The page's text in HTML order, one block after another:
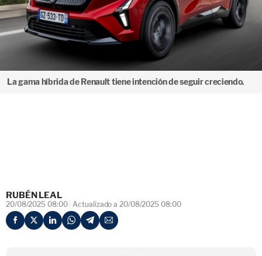
La gama híbrida de Renault tiene intención de seguir creciendo.
RUBÉN LEAL
20/08/2025 08:00 Actualizado a 20/08/2025 08:00